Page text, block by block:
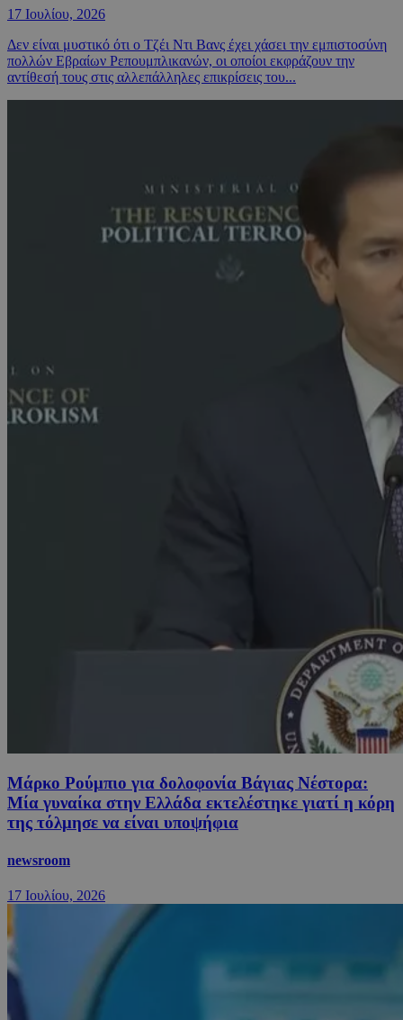
17 Ιουλίου, 2026
Δεν είναι μυστικό ότι ο Τζέι Ντι Βανς έχει χάσει την εμπιστοσύνη
πολλών Εβραίων Ρεπουμπλικανών, οι οποίοι εκφράζουν την
αντίθεσή τους στις αλλεπάλληλες επικρίσεις του...
Μάρκο Ρούμπιο για δολοφονία Βάγιας Νέστορα:
Μία γυναίκα στην Ελλάδα εκτελέστηκε γιατί η κόρη
της τόλμησε να είναι υποψήφια
newsroom
17 Ιουλίου, 2026